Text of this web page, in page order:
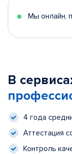
Мы онлайн,
В
4 года
Аттестация
Контроль